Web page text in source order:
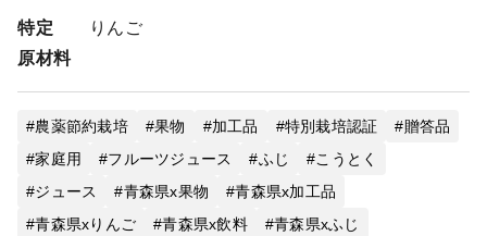
特定
原材料
りんご
農薬節約栽培 果物 加工品 特別栽培認証
贈答品
家庭用
フルーツジュース ふじ
こうとく
ジュース
青森県x果物
青森県x加工品
青森県xりんご
青森県x飲料
青森県xふじ